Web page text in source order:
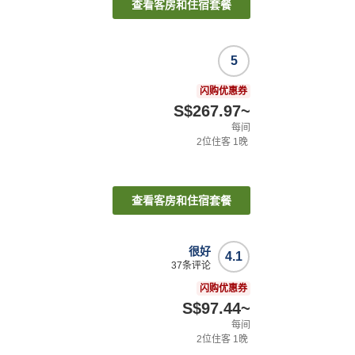
查看客房和住宿套餐
5
闪购优惠券
S$267.97~
每间
2位住客 1晚
查看客房和住宿套餐
4.1
很好
37条评论
闪购优惠券
S$97.44~
每间
2位住客 1晚